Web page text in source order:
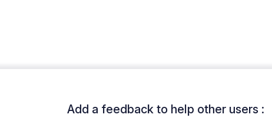
Add a feedback to help other users :